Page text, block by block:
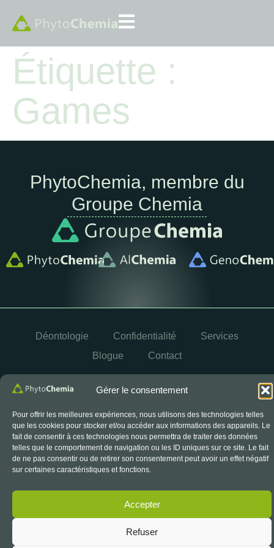
Gérer le consentement
Pour offrir les meilleures expériences, nous utilisons des technologies telles
que les cookies pour stocker et/ou accéder aux informations des appareils. Le
fait de consentir à ces technologies nous permettra de traiter des données
telles que le comportement de navigation ou les ID uniques sur ce site. Le fait
de ne pas consentir ou de retirer son consentement peut avoir un effet négatif
sur certaines caractéristiques et fonctions.
Accepter
Refuser
Étiquette :
Games
PhytoChemia, membre du
Groupe Chemia
© 2026 PhytoChemia. Tous droits réservés. Propulsé par
Déontologie Confidentialité
Services
Blogue
Contact
Le symbole d’accréditation du CCN est un symbole officiel
du Conseil canadien des normes, utilisé sous licence.